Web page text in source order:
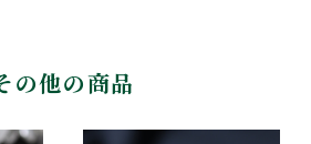
の他の商品